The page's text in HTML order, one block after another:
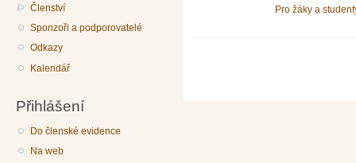
Členství
Sponzoři a podporovatelé
Odkazy
Kalendář
Přihlášení
Do členské evidence
Na web
Pro žáky a